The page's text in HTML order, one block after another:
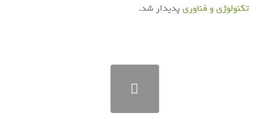
تکنولوژی و فناوریپدیدار شد.